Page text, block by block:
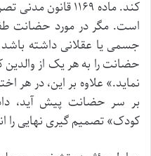
کند. ماده ۱۱۶۹
است. مگر در مورد حضانت
جسمی یا عقلانی داشته
حضانت را به هر یک از والدین
نماید.» علاوه بر این، در
بر سر حضانت پیش آید،
کودک» تصمیم گیری نهایی را